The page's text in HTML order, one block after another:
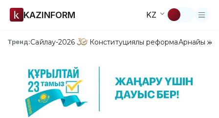
KAZINFORM KZ
Тренд:Сайлау-2026 Конституциялық реформаАрнайы